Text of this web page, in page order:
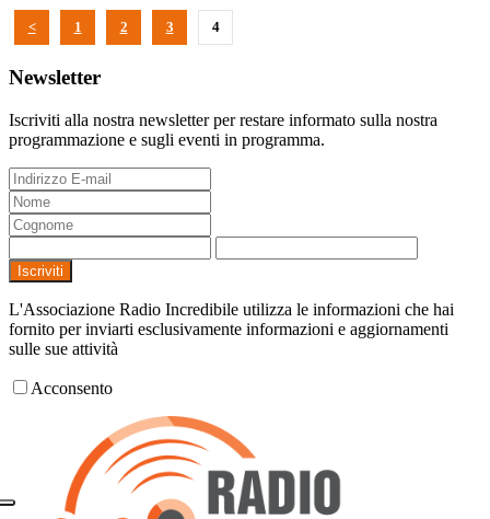
< 1 2 3 4
Newsletter
Iscriviti alla nostra newsletter per restare informato sulla nostra
programmazione e sugli eventi in programma.
Iscriviti
L'Associazione Radio Incredibile utilizza le informazioni che hai
fornito per inviarti esclusivamente informazioni e aggiornamenti
sulle sue attività
Acconsento